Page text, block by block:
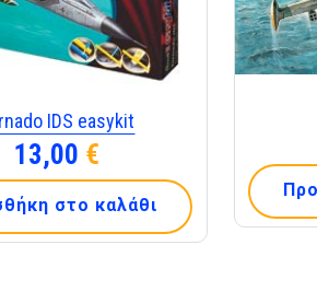
IDS easykit
13,00 €
στο καλάθι